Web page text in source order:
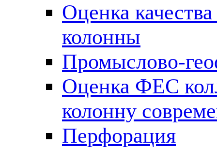
Оценка
колонны
Промыслово-
Оценка ФЕС
колонну
Перфорация